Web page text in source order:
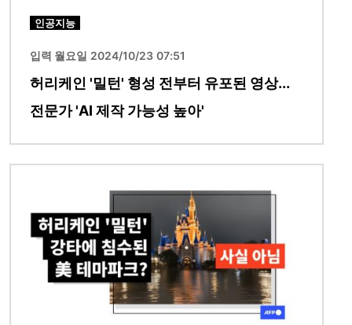
인공지능
입력 월요일 2024/10/23 07:51
허리케인 '밀턴' 형성 전부터 유포된 영상...
전문가 'AI 제작 가능성 높아'